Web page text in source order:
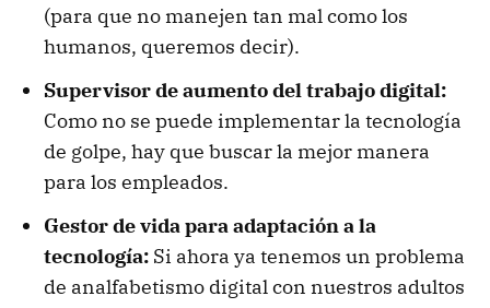
(para que no manejen tan mal como los
humanos, queremos decir).
Supervisor de aumento del trabajo digital:
Como no se puede implementar la tecnología
de golpe, hay que buscar la mejor manera
para los empleados.
Gestor de vida para adaptación a la
tecnología: Si ahora ya tenemos un problema
de analfabetismo digital con nuestros adultos